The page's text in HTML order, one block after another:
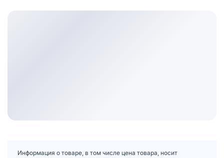
Информация о товаре, в том числе цена товара, носит